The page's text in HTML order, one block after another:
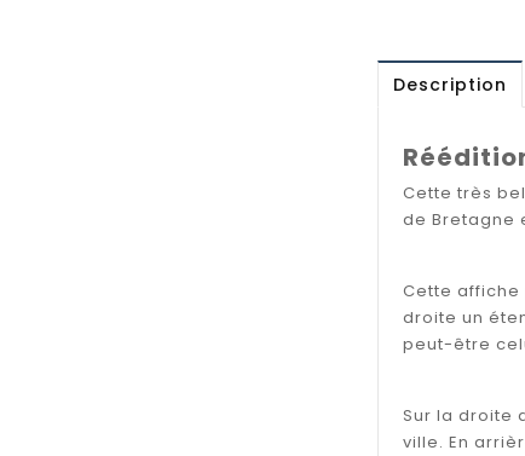
Description
Cette très
de Bretagne
Cette affiche
droite un
peut-être
Sur la droite
ville. En